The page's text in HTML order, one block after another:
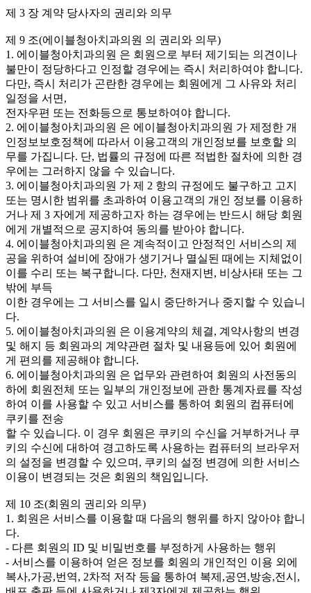
제 3 장 계약 당사자의 권리와 의무
제 9 조(에이블청아치과의원 의 권리와 의무)
1. 에이블청아치과의원 은 회원으로 부터 제기되는 의견이나
불만이 정당하다고 인정할 경우에는 즉시 처리하여야 합니다.
다만, 즉시 처리가 곤란한 경우에는 회원에게 그 사유와 처리
일정을 서면,
전자우편 또는 전화등으로 통보하여야 합니다.
2. 에이블청아치과의원 은 에이블청아치과의원 가 제정한 개
인정보보호정책에 따라서 이용고객의 개인정보를 보호할 의
무를 가집니다. 단, 법률의 규정에 따른 적법한 절차에 의한 경
우에는 그러하지 않을 수 있습니다.
3. 에이블청아치과의원 가 제 2 항의 규정에도 불구하고 고지
또는 명시한 범위를 초과하여 이용고객의 개인 정보를 이용하
거나 제 3 자에게 제공하고자 하는 경우에는 반드시 해당 회원
에게 개별적으로 공지하여 동의를 받아야 합니다.
4. 에이블청아치과의원 은 계속적이고 안정적인 서비스의 제
공을 위하여 설비에 장애가 생기거나 멸실된 때에는 지체없이
이를 수리 또는 복구합니다. 다만, 천재지변, 비상사태 또는 그
밖에 부득
이한 경우에는 그 서비스를 일시 중단하거나 중지할 수 있습니
다.
5. 에이블청아치과의원 은 이용계약의 체결, 계약사항의 변경
및 해지 등 회원과의 계약관련 절차 및 내용등에 있어 회원에
게 편의를 제공해야 합니다.
6. 에이블청아치과의원 은 업무와 관련하여 회원의 사전동의
하에 회원전체 또는 일부의 개인정보에 관한 통계자료를 작성
하여 이를 사용할 수 있고 서비스를 통하여 회원의 컴퓨터에
쿠키를 전송
할 수 있습니다. 이 경우 회원은 쿠키의 수신을 거부하거나 쿠
키의 수신에 대하여 경고하도록 사용하는 컴퓨터의 브라우저
의 설정을 변경할 수 있으며, 쿠키의 설정 변경에 의한 서비스
이용이 변경되는 것은 회원의 책임입니다.
제 10 조(회원의 권리와 의무)
1. 회원은 서비스를 이용할 때 다음의 행위를 하지 않아야 합니
다.
- 다른 회원의 ID 및 비밀번호를 부정하게 사용하는 행위
- 서비스를 이용하여 얻은 정보를 회원의 개인적인 이용 외에
복사,가공,번역, 2차적 저작 등을 통하여 복제,공연,방송,전시,